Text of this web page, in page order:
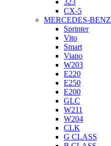
CX-5
MERCEDES-BENZ
Sprinter
Vito
Smart
Viano
W203
E220
E250
E200
GLC
W211
W204
CLK
G CLASS